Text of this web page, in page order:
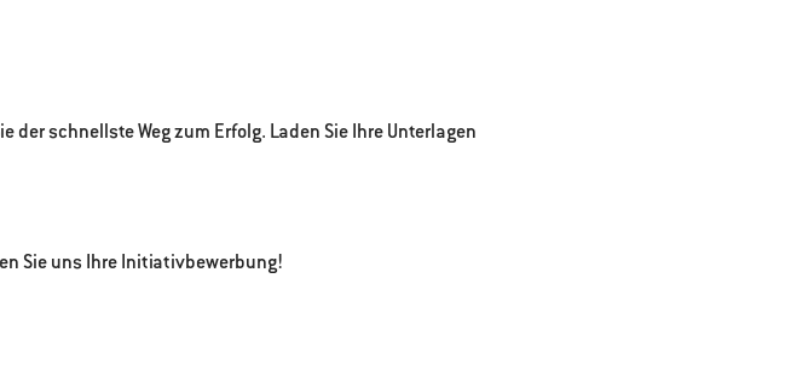
der schnellste Weg zum Erfolg. Laden Sie Ihre Unterlagen
Sie uns Ihre Initiativbewerbung!